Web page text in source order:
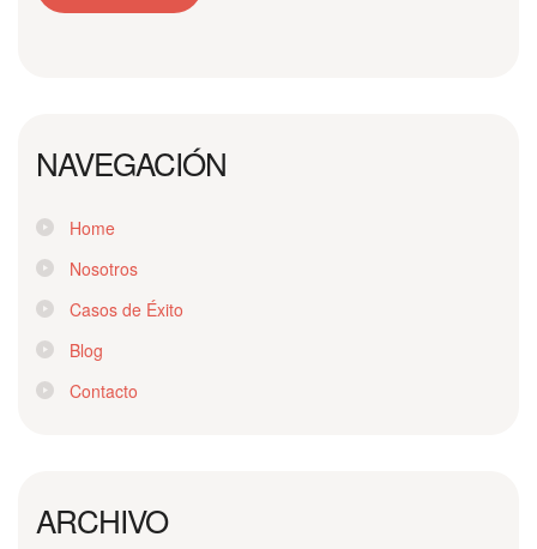
NAVEGACIÓN
Home
Nosotros
Casos de Éxito
Blog
Contacto
ARCHIVO